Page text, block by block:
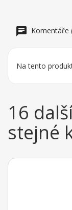
Komentáře
Na tento
16
stejné